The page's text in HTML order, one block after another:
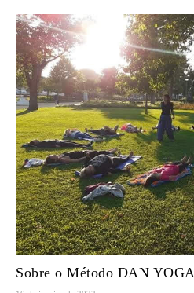
Sobre o Método DAN YOGA